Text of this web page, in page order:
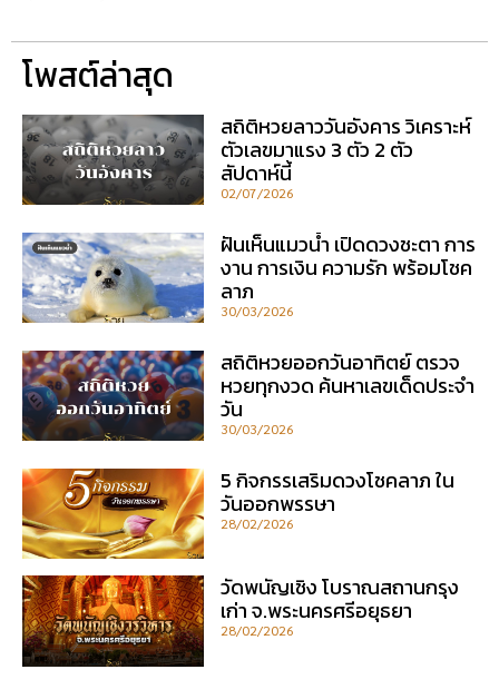
โพสต์ล่าสุด
สถิติหวยลาววันอังคาร วิเคราะห์
ตัวเลขมาแรง 3 ตัว 2 ตัว
สัปดาห์นี้
02/07/2026
ฝันเห็นแมวน้ำ เปิดดวงชะตา การ
งาน การเงิน ความรัก พร้อมโชค
ลาภ
30/03/2026
สถิติหวยออกวันอาทิตย์ ตรวจ
หวยทุกงวด ค้นหาเลขเด็ดประจำ
วัน
30/03/2026
5 กิจกรรเสริมดวงโชคลาภ ใน
วันออกพรรษา
28/02/2026
วัดพนัญเชิง โบราณสถานกรุง
เก่า จ.พระนครศรีอยุธยา
28/02/2026